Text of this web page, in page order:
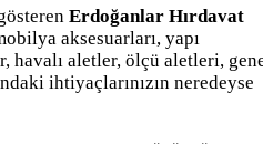
Erdoğanlar Hırdavat
aksesuarları, yapı
havalı aletler, ölçü aletleri,
ihtiyaçlarınızın neredeyse